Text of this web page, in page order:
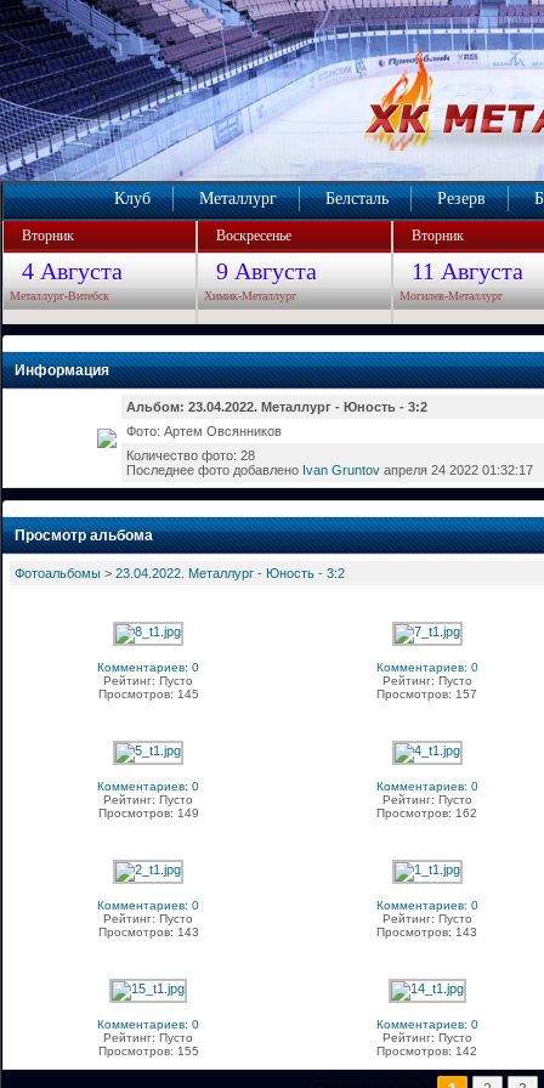
Клуб Металлург Белсталь Резерв
Вторник Воскресенье Вторник
4 Августа 9 Августа 11 Августа
Металлург-Витебск Химик-Металлург Могилев-Металлург
Информация
Альбом: 23.04.2022. Металлург - Юность - 3:2
Фото: Артем Овсянников
Количество фото: 28
Последнее фото добавлено Ivan Gruntov апреля 24 2022 01:32:17
Просмотр альбома
Фотоальбомы > 23.04.2022. Металлург - Юность - 3:2
Комментариев: 0
Рейтинг: Пусто
Просмотров: 145
Комментариев: 0
Рейтинг: Пусто
Просмотров: 157
Комментариев: 0
Рейтинг: Пусто
Просмотров: 149
Комментариев: 0
Рейтинг: Пусто
Просмотров: 162
Комментариев: 0
Рейтинг: Пусто
Просмотров: 143
Комментариев: 0
Рейтинг: Пусто
Просмотров: 143
Комментариев: 0
Рейтинг: Пусто
Просмотров: 155
Комментариев: 0
Рейтинг: Пусто
Просмотров: 142